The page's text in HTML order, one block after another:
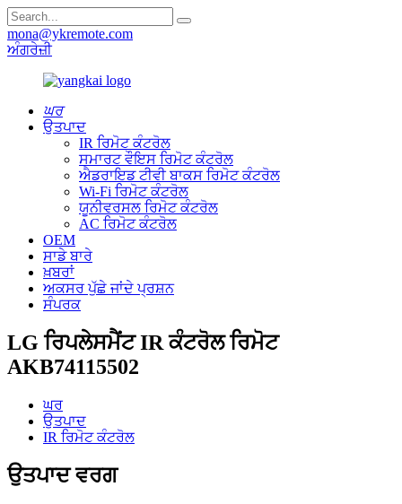
mona@ykremote.com
ਅੰਗਰੇਜ਼ੀ
ਘਰ
ਉਤਪਾਦ
IR ਰਿਮੋਟ ਕੰਟਰੋਲ
ਸਮਾਰਟ ਵੌਇਸ ਰਿਮੋਟ ਕੰਟਰੋਲ
ਐਡਰਾਇਡ ਟੀਵੀ ਬਾਕਸ ਰਿਮੋਟ ਕੰਟਰੋਲ
Wi-Fi ਰਿਮੋਟ ਕੰਟਰੋਲ
ਯੂਨੀਵਰਸਲ ਰਿਮੋਟ ਕੰਟਰੋਲ
AC ਰਿਮੋਟ ਕੰਟਰੋਲ
OEM
ਸਾਡੇ ਬਾਰੇ
ਖ਼ਬਰਾਂ
ਅਕਸਰ ਪੁੱਛੇ ਜਾਂਦੇ ਪ੍ਰਸ਼ਨ
ਸੰਪਰਕ
LG ਰਿਪਲੇਸਮੈਂਟ IR ਕੰਟਰੋਲ ਰਿਮੋਟ
AKB74115502
ਘਰ
ਉਤਪਾਦ
IR ਰਿਮੋਟ ਕੰਟਰੋਲ
ਉਤਪਾਦ ਵਰਗ